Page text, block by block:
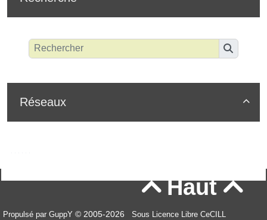

Réseaux
Haut
Propulsé par GuppY © 2005-2026
Sous Licence Libre CeCILL